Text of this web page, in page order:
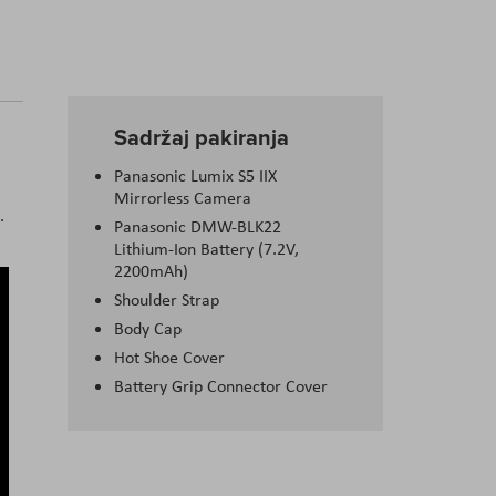
Sadržaj pakiranja
Panasonic Lumix S5 IIX
Mirrorless Camera
Panasonic DMW-BLK22
Lithium-Ion Battery (7.2V,
2200mAh)
Shoulder Strap
Body Cap
Hot Shoe Cover
Battery Grip Connector Cover